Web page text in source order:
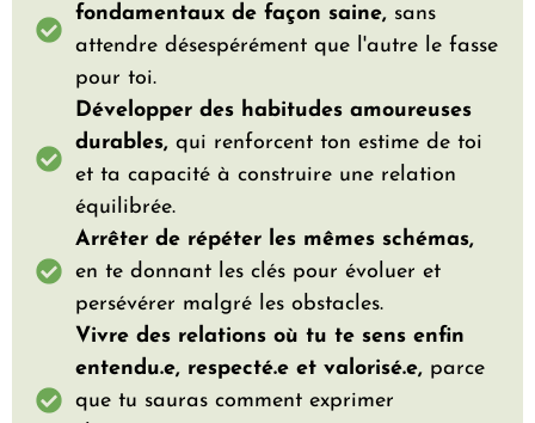
fondamentaux de façon saine,sans
attendre désespérément que l'autre le fasse
pour toi.
Développer des habitudes amoureuses
durables,qui renforcent ton estime de toi
et ta capacité à construire une relation
équilibrée.
Arrêter de répéter les mêmes schémas,
en te donnant les clés pour évoluer et
persévérer malgré les obstacles.
Vivre des relations où tu te sens enfin
entendu.e, respecté.e et valorisé.e,parce
que tu sauras comment exprimer